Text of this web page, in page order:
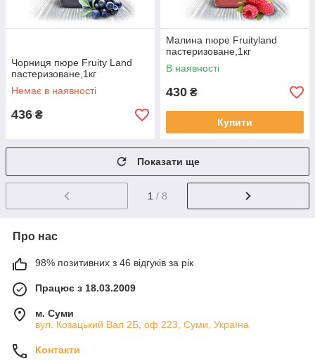
Чорниця пюре Fruity Land
пастеризоване,1кг
Немає в наявності
436 ₴
Малина пюре Fruityland
пастеризоване,1кг
В наявності
430 ₴
Купити
Показати ще
1 / 8
Про нас
98% позитивних з 46 відгуків за рік
Працює з 18.03.2009
м. Суми
вул. Козацький Вал 2Б, оф 223, Суми, Україна
Контакти